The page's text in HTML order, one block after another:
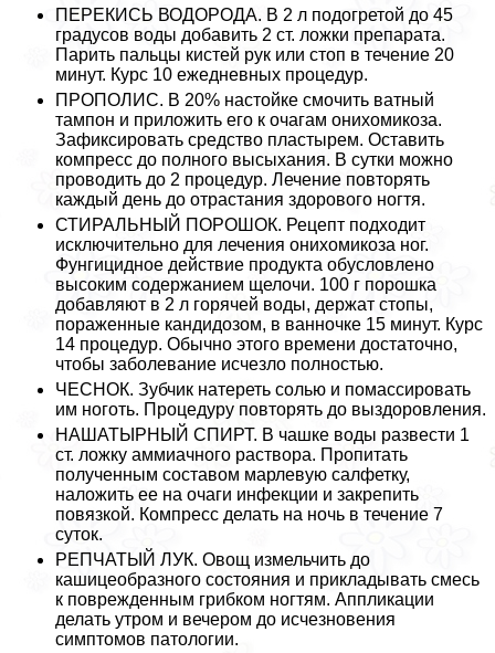
ПЕРЕКИСЬ ВОДОРОДА. В 2 л подогретой до 45
градусов воды добавить 2 ст. ложки препарата.
Парить пальцы кистей рук или стоп в течение 20
минут. Курс 10 ежедневных процедур.
ПРОПОЛИС. В 20% настойке смочить ватный
тампон и приложить его к очагам онихомикоза.
Зафиксировать средство пластырем. Оставить
компресс до полного высыхания. В сутки можно
проводить до 2 процедур. Лечение повторять
каждый день до отрастания здорового ногтя.
СТИРАЛЬНЫЙ ПОРОШОК. Рецепт подходит
исключительно для лечения онихомикоза ног.
Фунгицидное действие продукта обусловлено
высоким содержанием щелочи. 100 г порошка
добавляют в 2 л горячей воды, держат стопы,
пораженные кандидозом, в ванночке 15 минут. Курс
14 процедур. Обычно этого времени достаточно,
чтобы заболевание исчезло полностью.
ЧЕСНОК. Зубчик натереть солью и помассировать
им ноготь. Процедуру повторять до выздоровления.
НАШАТЫРНЫЙ СПИРТ. В чашке воды развести 1
ст. ложку аммиачного раствора. Пропитать
полученным составом марлевую салфетку,
наложить ее на очаги инфекции и закрепить
повязкой. Компресс делать на ночь в течение 7
суток.
РЕПЧАТЫЙ ЛУК. Овощ измельчить до
кашицеобразного состояния и прикладывать смесь
к поврежденным грибком ногтям. Аппликации
делать утром и вечером до исчезновения
симптомов патологии.